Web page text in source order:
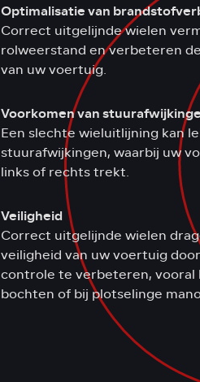
Optimalisatie van
Correct uitgelijnde wielen
rolweerstand en verbeteren
van uw voertuig.
Voorkomen van
Een slechte wieluitlijning kan
stuurafwijkingen, waarbij uw
links of rechts trekt.
Veiligheid
Correct uitgelijnde wielen
veiligheid van uw voertuig
controle te verbeteren, vooral
bochten of bij plotselinge